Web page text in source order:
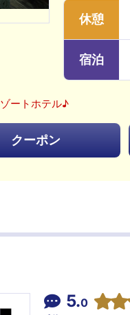
休憩
宿泊
ートホテル♪
クーポン
5.0